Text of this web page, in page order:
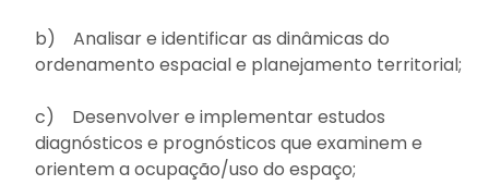
b) Analisar e identificar as dinâmicas do
ordenamento espacial e planejamento territorial;
c) Desenvolver e implementar estudos
diagnósticos e prognósticos que examinem e
orientem a ocupação/uso do espaço;